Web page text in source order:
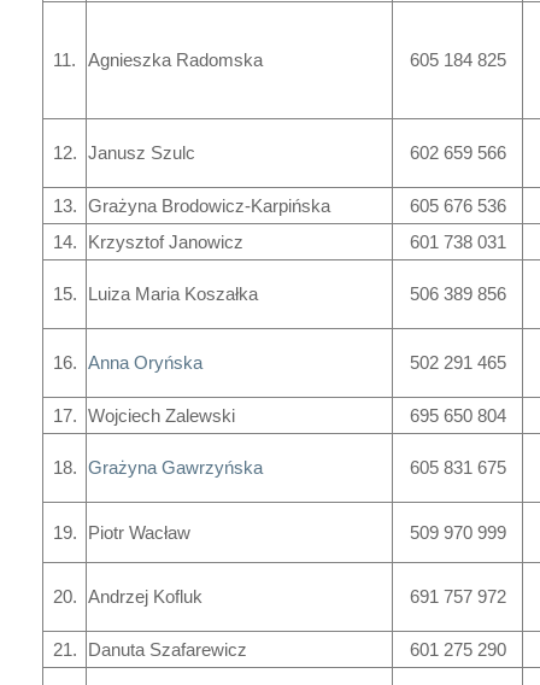
11. Agnieszka Radomska 605 184 825
12. Janusz Szulc 602 659 566
13. Grażyna Brodowicz-Karpińska
605 676 536
14.
Krzysztof Janowicz 601 738 031
15. Luiza Maria Koszałka 506 389 856
16. Anna Oryńska 502 291 465
17. Wojciech Zalewski 695 650 804
18. Grażyna Gawrzyńska 605 831 675
19. Piotr Wacław 509 970 999
20. Andrzej Kofluk 691 757 972
21. Danuta Szafarewicz 601 275 290